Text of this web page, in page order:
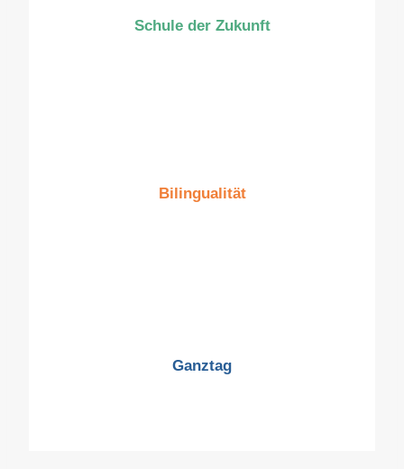
Schule der Zukunft
Bilingualität
Ganztag